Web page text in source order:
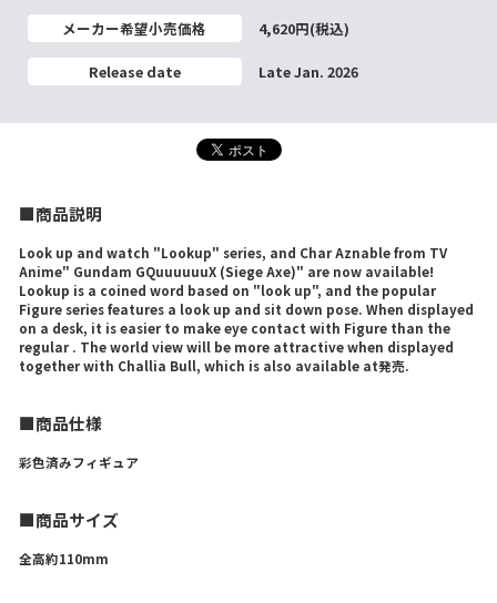
メーカー希望小売価格 4,620円(税込)
Release date Late Jan. 2026
■商品説明
Look up and watch "Lookup" series, and Char Aznable from TV
Anime" Gundam GQuuuuuuX (Siege Axe)" are now available!
Lookup is a coined word based on "look up", and the popular
Figure series features a look up and sit down pose. When displayed
on a desk, it is easier to make eye contact with Figure than the
regular . The world view will be more attractive when displayed
together with Challia Bull, which is also available at発売.
■商品仕様
彩色済みフィギュア
■商品サイズ
全高約110mm